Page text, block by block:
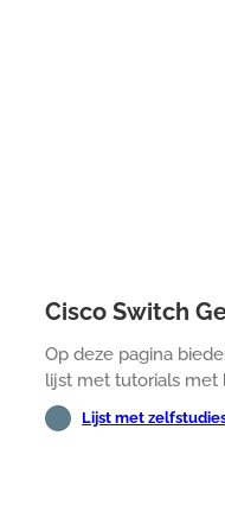
Cisco Switch
Op deze pagina
lijst met tutorials met
Lijst met